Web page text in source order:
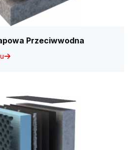
Przeciwwodna